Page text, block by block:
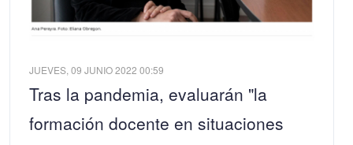
JUEVES, 09 JUNIO 2022 00:59
Tras la pandemia, evaluarán "la
formación docente en situaciones